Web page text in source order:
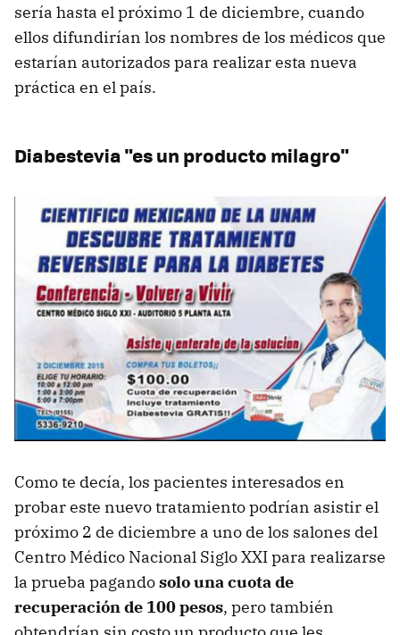
sería hasta el próximo 1 de diciembre, cuando
ellos difundirían los nombres de los médicos que
estarían autorizados para realizar esta nueva
práctica en el país.
Diabestevia "es un producto milagro"
Como te decía, los pacientes interesados en
probar este nuevo tratamiento podrían asistir el
próximo 2 de diciembre a uno de los salones del
Centro Médico Nacional Siglo XXI para realizarse
la prueba pagandosolo una cuota de
recuperación de 100 pesos, pero también